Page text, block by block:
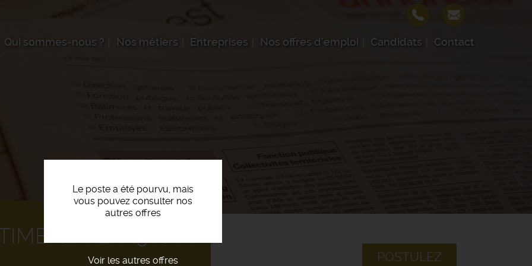
Qui sommes-nous ? Nos métiers Entreprises Nos offres d'emploi Candidats Contact
Le poste a été pourvu, mais
vous pouvez consulter nos
autres offres
Voir les autres offres POSTULEZ
N2-N3 F/H